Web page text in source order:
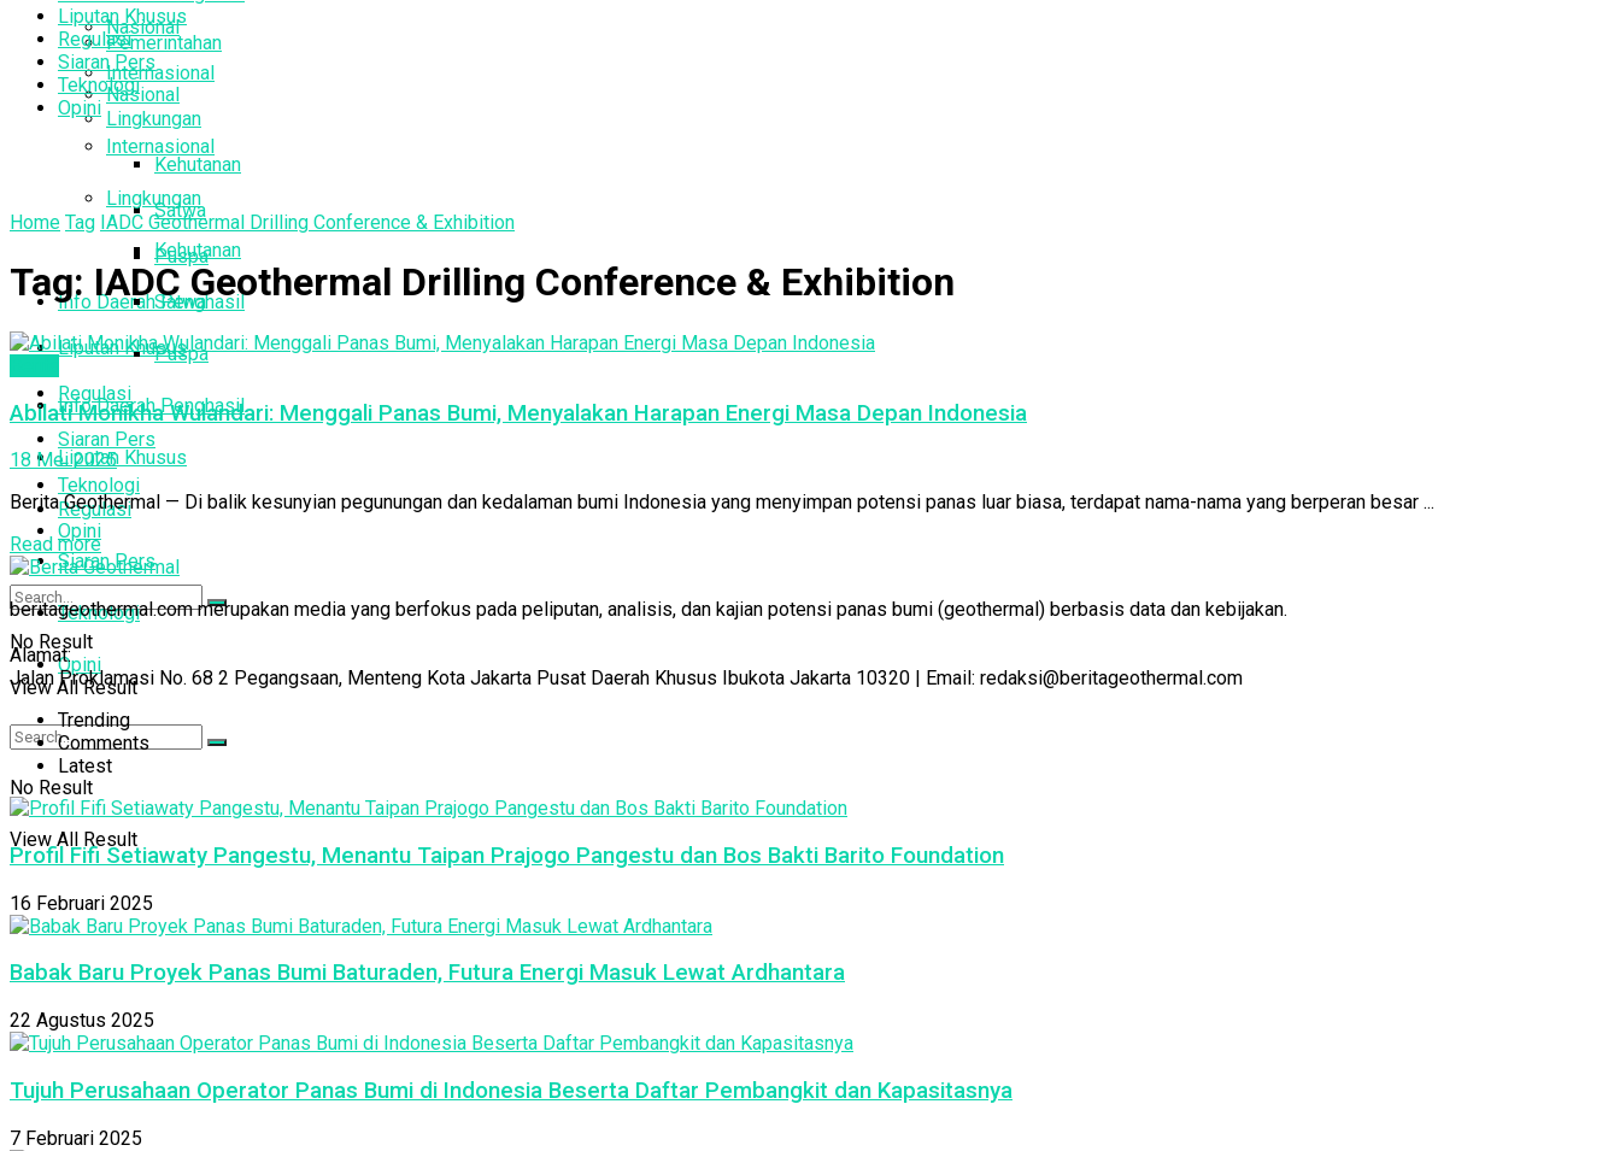
Nasional
Internasional
Lingkungan
Kehutanan
Satwa
Puspa
Info Daerah Penghasil
Liputan Khusus
Regulasi
Siaran Pers
Teknologi
Opini
No Result
View All Result
Pemerintahan
Nasional
Internasional
Lingkungan
Kehutanan
Satwa
Puspa
Info Daerah Penghasil
Liputan Khusus
Regulasi
Siaran Pers
Teknologi
Opini
No Result
View All Result
Liputan Khusus
Regulasi
Siaran Pers
Teknologi
Opini
Home Tag IADC Geothermal Drilling Conference & Exhibition
Tag: IADC Geothermal Drilling Conference & Exhibition
Abilati Monikha Wulandari: Menggali Panas Bumi, Menyalakan Harapan Energi Masa Depan Indonesia
18 Mei 2025
Berita Geothermal — Di balik kesunyian pegunungan dan kedalaman bumi Indonesia yang menyimpan potensi panas luar biasa, terdapat nama-nama yang berperan besar ...
Read more
beritageothermal.com merupakan media yang berfokus pada peliputan, analisis, dan kajian potensi panas bumi (geothermal) berbasis data dan kebijakan.
Alamat:
Jalan Proklamasi No. 68 2 Pegangsaan, Menteng Kota Jakarta Pusat Daerah Khusus Ibukota Jakarta 10320 | Email: redaksi@beritageothermal.com
Trending
Comments
Latest
Profil Fifi Setiawaty Pangestu, Menantu Taipan Prajogo Pangestu dan Bos Bakti Barito Foundation
16 Februari 2025
Babak Baru Proyek Panas Bumi Baturaden, Futura Energi Masuk Lewat Ardhantara
22 Agustus 2025
Tujuh Perusahaan Operator Panas Bumi di Indonesia Beserta Daftar Pembangkit dan Kapasitasnya
7 Februari 2025